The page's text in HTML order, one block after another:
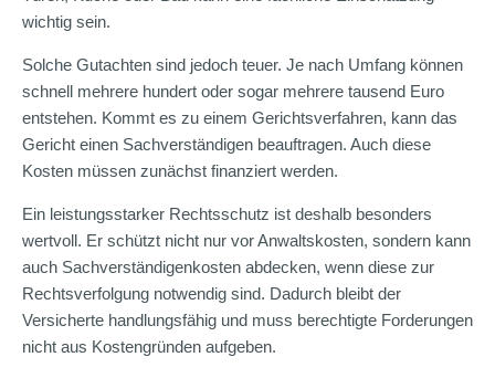
wichtig sein.
Solche Gutachten sind jedoch teuer. Je nach Umfang können
schnell mehrere hundert oder sogar mehrere tausend Euro
entstehen. Kommt es zu einem Gerichtsverfahren, kann das
Gericht einen Sachverständigen beauftragen. Auch diese
Kosten müssen zunächst finanziert werden.
Ein leistungsstarker Rechtsschutz ist deshalb besonders
wertvoll. Er schützt nicht nur vor Anwaltskosten, sondern kann
auch Sachverständigenkosten abdecken, wenn diese zur
Rechtsverfolgung notwendig sind. Dadurch bleibt der
Versicherte handlungsfähig und muss berechtigte Forderungen
nicht aus Kostengründen aufgeben.